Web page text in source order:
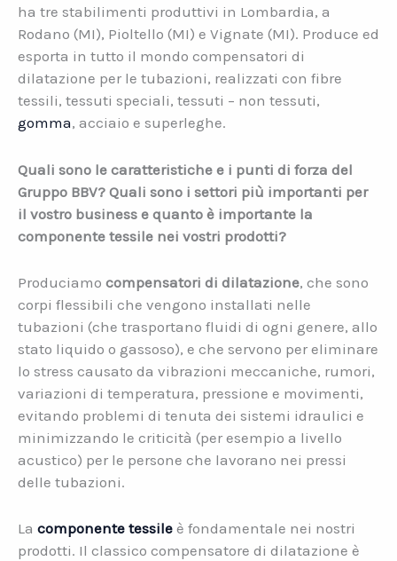
ha tre stabilimenti produttivi in Lombardia, a
Rodano (MI), Pioltello (MI) e Vignate (MI). Produce ed
esporta in tutto il mondo compensatori di
dilatazione per le tubazioni, realizzati con fibre
tessili, tessuti speciali, tessuti – non tessuti,
gomma, acciaio e superleghe.
Quali sono le caratteristiche e i punti di forza del
Gruppo BBV? Quali sono i settori più importanti per
il vostro business e quanto è importante la
componente tessile nei vostri prodotti?
Produciamo compensatori di dilatazione, che sono
corpi flessibili che vengono installati nelle
tubazioni (che trasportano fluidi di ogni genere, allo
stato liquido o gassoso), e che servono per eliminare
lo stress causato da vibrazioni meccaniche, rumori,
variazioni di temperatura, pressione e movimenti,
evitando problemi di tenuta dei sistemi idraulici e
minimizzando le criticità (per esempio a livello
acustico) per le persone che lavorano nei pressi
delle tubazioni.
La componente tessile è fondamentale nei nostri
prodotti. Il classico compensatore di dilatazione è